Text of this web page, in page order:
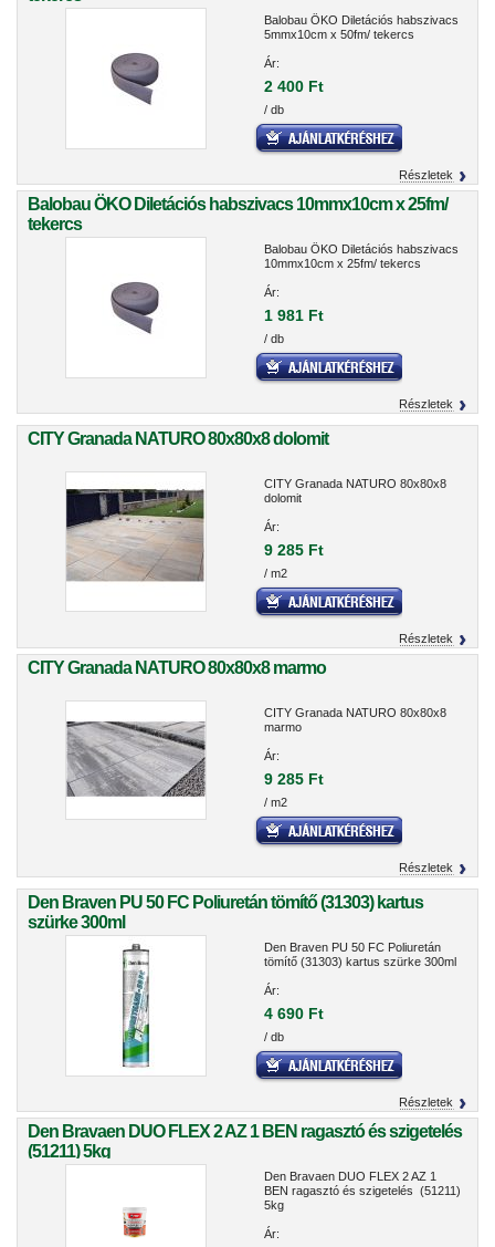
Balobau ÖKO Diletációs habszivacs
5mmx10cm x 50fm/ tekercs
Ár:
2 400 Ft
/ db
Részletek
Balobau ÖKO Diletációs habszivacs 10mmx10cm x 25fm/
tekercs
Balobau ÖKO Diletációs habszivacs
10mmx10cm x 25fm/ tekercs
Ár:
1 981 Ft
/ db
Részletek
CITY Granada NATURO 80x80x8 dolomit
CITY Granada NATURO 80x80x8
dolomit
Ár:
9 285 Ft
/ m2
Részletek
CITY Granada NATURO 80x80x8 marmo
CITY Granada NATURO 80x80x8
marmo
Ár:
9 285 Ft
/ m2
Részletek
Den Braven PU 50 FC Poliuretán tömítő (31303) kartus
szürke 300ml
Den Braven PU 50 FC Poliuretán
tömítő (31303) kartus szürke 300ml
Ár:
4 690 Ft
/ db
Részletek
Den Bravaen DUO FLEX 2 AZ 1 BEN ragasztó és szigetelés
(51211) 5kg
Den Bravaen DUO FLEX 2 AZ 1
BEN ragasztó és szigetelés (51211)
5kg
Ár: